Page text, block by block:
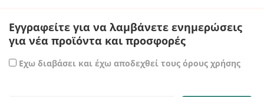
Εγγραφείτε για να λαμβάνετε ενημερώσεις
για νέα προϊόντα και προσφορές
Εχω διαβάσει και έχω αποδεχθεί τους όρους χρήσης